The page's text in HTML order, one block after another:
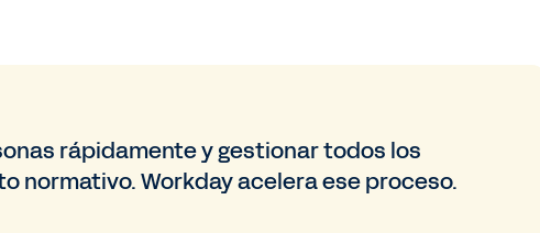
rápidamente y gestionar todos los
normativo. Workday acelera ese proceso.